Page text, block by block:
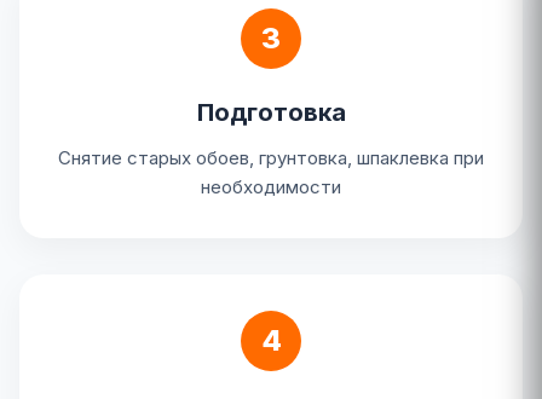
3
Подготовка
Снятие старых обоев, грунтовка, шпаклевка при
необходимости
4